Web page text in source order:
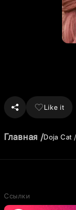
Like it
Главная Doja Cat
Ссылки